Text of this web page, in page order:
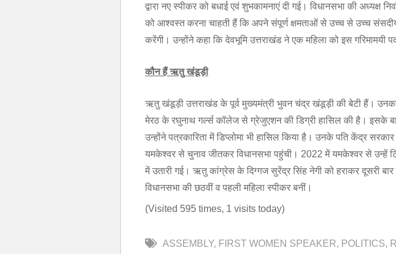
द्वारा नए स्पीकर को बधाई एवं शुभकामनाएं दी गई। विधानसभा की
को आश्वस्त करना चाहती हैं कि अपने संपूर्ण क्षमताओं से उच्च से उच्च
करेंगी। उन्होंने कहा कि देवभूमि उत्तराखंड ने एक महिला को इस गरिमामयी
कौन हैं ऋतु खंडूड़ी
ऋतु खंडूड़ी उत्तराखंड के पूर्व मुख्यमंत्री भुवन चंद्र खंडूड़ी की बेटी हैं।
मेरठ के रघुनाथ गर्ल्स कॉलेज से ग्रेजुएशन की डिग्री हासिल की है। इसके
उन्होंने पत्रकारिता में डिप्लोमा भी हासिल किया है। उनके पति केंद्र
यमकेश्वर से चुनाव जीतकर विधानसभा पहुंची। 2022 में यमकेश्वर से उन्हें
में उतारी गई। ऋतु कांग्रेस के दिग्गज सुरेंद्र सिंह नेगी को हराकर दूसरी
विधानसभा की छठवीं व पहली महिला स्पीकर बनीं।
(Visited 595 times, 1 visits today)
ASSEMBLY FIRST WOMEN SPEAKER POLITICS